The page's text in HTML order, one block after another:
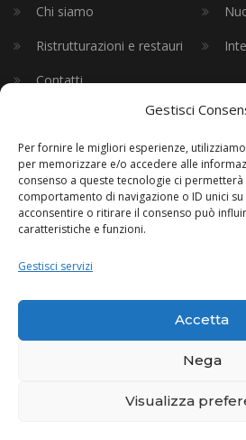
Gestisci
Per fornire le migliori esperienze,
per memorizzare e/o accedere alle
consenso a queste tecnologie ci
comportamento di navigazione o ID unici
acconsentire o ritirare il consenso può
caratteristiche e funzioni.
Gestisci servizi
Accetta
Nega
Visualizza
Chi siamo
Ristrutturazioni e restauri
Contatti
CONTATTI
Indirizzo: Via Circonvallazione Fosse,
Mantova
E-mail
PEC
EDILBIG COSTRUZIONI P.IVA